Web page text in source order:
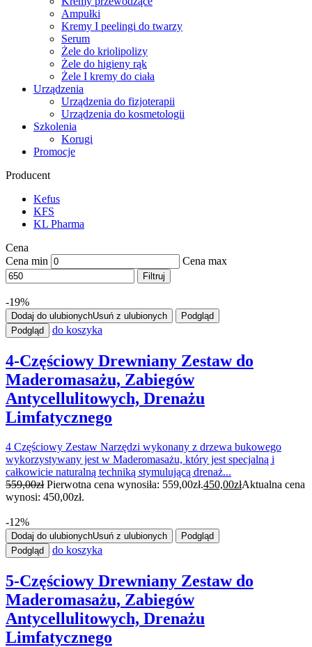
Ampułki
Kremy I peelingi do twarzy
Serum
Żele do kriolipolizy
Żele do higieny rąk
Żele I kremy do ciała
Urządzenia
Urządzenia do fizjoterapii
Urządzenia do kosmetologii
Szkolenia
Korugi
Promocje
Producent
Kefus
KFS
KL Pharma
Cena
Cena min
Cena max
Filtruj
-19%
Dodaj do ulubionychUsuń z ulubionych
Podgląd
Podgląd
do koszyka
4-Częściowy Drewniany Zestaw do
Maderomasażu, Zabiegów
Antycellulitowych, Drenażu
Limfatycznego
4 Częściowy Zestaw Narzędzi wykonany z drzewa bukowego
wykorzystywany jest w Maderomasażu, który jest specjalną i
całkowicie naturalną techniką stymulującą drenaż...
559,00zł Pierwotna cena wynosiła: 559,00zł.450,00złAktualna cena
wynosi: 450,00zł.
-12%
Dodaj do ulubionychUsuń z ulubionych
Podgląd
Podgląd
do koszyka
5-Częściowy Drewniany Zestaw do
Maderomasażu, Zabiegów
Antycellulitowych, Drenażu
Limfatycznego